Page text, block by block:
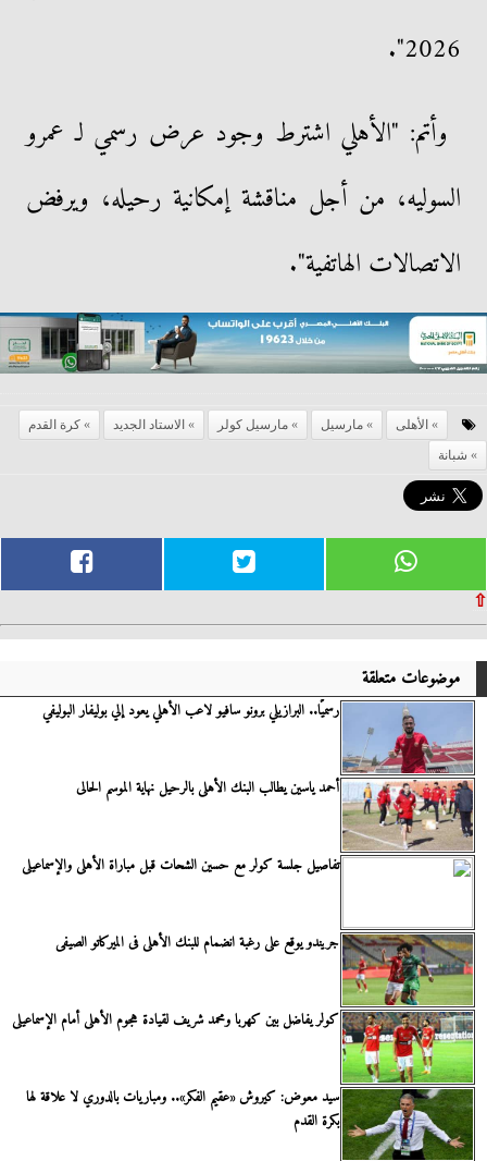
2026".
وأتم: "الأهلي اشترط وجود عرض رسمي لـ عمرو
السوليه، من أجل مناقشة إمكانية رحيله، ويرفض
الاتصالات الهاتفية".
الأهلى مارسيل مارسيل كولر الاستاد الجديد
كرة القدم
شبانة
⇧
موضوعات متعلقة
رسميًا.. البرازيلي برونو سافيو لاعب الأهلي يعود إلي بوليفار البوليفي
أحمد ياسين يطالب البنك الأهلى بالرحيل نهاية الموسم الحالى
تفاصيل جلسة كولر مع حسين الشحات قبل مباراة الأهلى والإسماعيلى
جريندو يوقع على رغبة انضمام للبنك الأهلى فى الميركاتو الصيفى
كولر يفاضل بين كهربا ومحمد شريف لقيادة هجوم الأهلى أمام الإسماعيلى
سيد معوض: كيروش «عقيم الفكر».. ومباريات بالدوري لا علاقة لها
بكرة القدم